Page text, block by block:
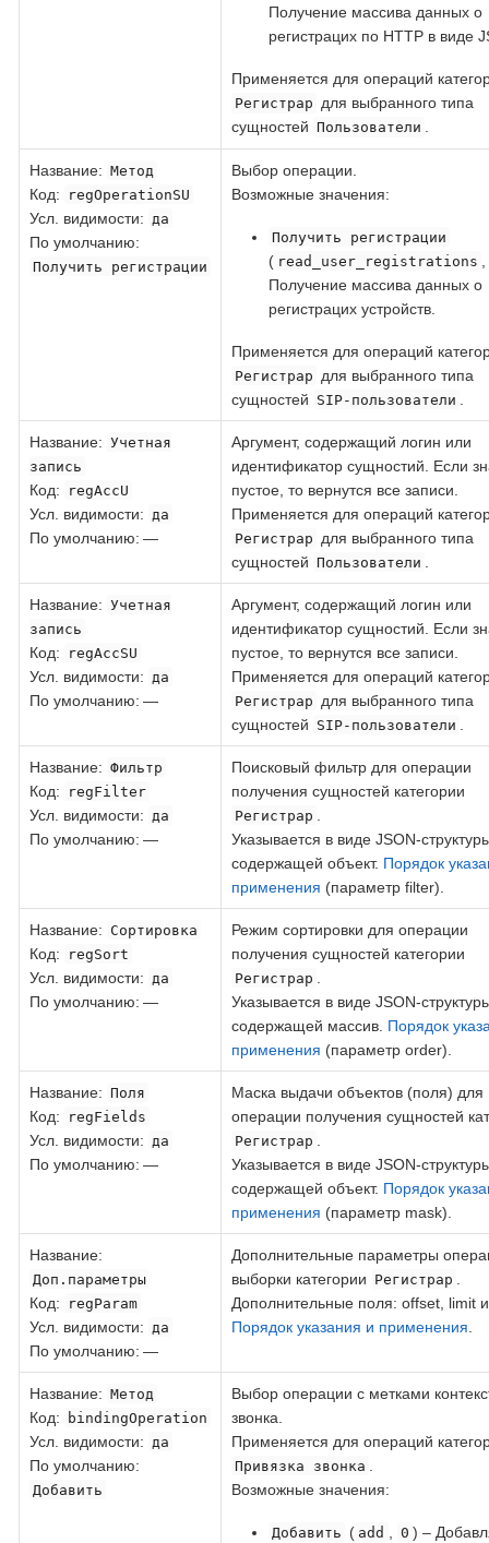
Получение массива данных о
регистрацих по HTTP в виде
Применяется для операций
Регистрар для выбранного типа
сущностей Пользователи
Название: Метод
Код: regOperationSU
Усл. видимости: да
По умолчанию:
Получить регистрации
Выбор операции.
Возможные значения:
Получить регистрации
( read_user_registrations
Получение массива данных о
регистрацих устройств.
Применяется для операций
Регистрар для выбранного типа
сущностей SIP-пользователи
Название: Учетная
запись
Код: regAccU
Усл. видимости: да
По умолчанию: —
Аргумент, содержащий логин или
идентификатор сущностий. Если
пустое, то вернутся все записи.
Применяется для операций
Регистрар для выбранного типа
сущностей Пользователи
Название: Учетная
запись
Код: regAccSU
Усл. видимости: да
По умолчанию: —
Аргумент, содержащий логин или
идентификатор сущностий. Если
пустое, то вернутся все записи.
Применяется для операций
Регистрар для выбранного типа
сущностей SIP-пользователи
Название: Фильтр
Код: regFilter
Усл. видимости: да
По умолчанию: —
Поисковый фильтр для операции
получения сущностей категории
Регистрар
Указывается в виде JSON-
содержащей объект. Порядок
применения (параметр filter).
Название: Сортировка
Код: regSort
Усл. видимости: да
По умолчанию: —
Режим сортировки для операции
получения сущностей категории
Регистрар
Указывается в виде JSON-
содержащей массив. Порядок
применения (параметр order).
Название: Поля
Код: regFields
Усл. видимости: да
По умолчанию: —
Маска выдачи объектов (поля) для
операции получения сущностей
Регистрар
Указывается в виде JSON-
содержащей объект. Порядок
применения (параметр mask).
Название:
Доп.параметры
Код: regParam
Усл. видимости: да
По умолчанию: —
Дополнительные параметры
выборки категории Регистрар
Дополнительные поля: offset, limit и
Порядок указания и применения
Название: Метод
Код: bindingOperation
Усл. видимости: да
По умолчанию:
Добавить
Выбор операции с метками
звонка.
Применяется для операций
Привязка звонка
Возможные значения:
Добавить ( add 0 ) –